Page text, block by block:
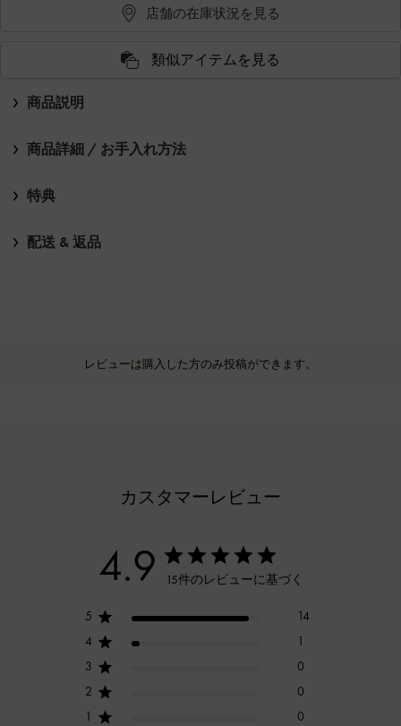
店舗の在庫状況を見る
類似アイテムを見る
商品説明
商品詳細 / お手入れ方法
特典
配送 & 返品
レビューは購入した方のみ投稿ができます。
カスタマーレビュー
4.9 15件のレビューに基づく
5
14
4
1
3
0
2
0
1
0